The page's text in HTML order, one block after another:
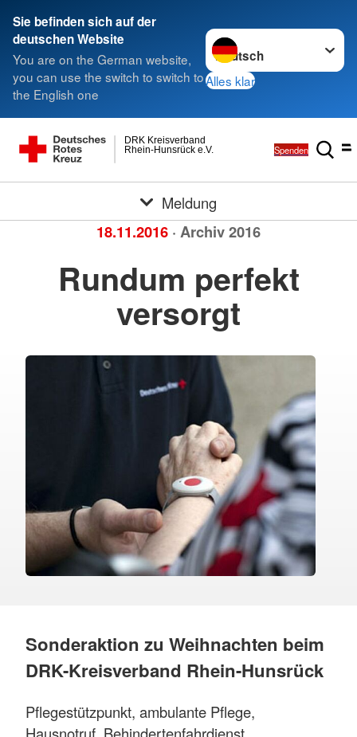
Sie befinden sich auf der
deutschen Website
You are on the German website,
you can use the switch to switch to
the English one
Sprache wechseln zu
Alles klar
Rhein-Hunsrück e.V.
DRK Kreisverband
Spenden
Meldung
18.11.2016 · Archiv 2016
Rundum perfekt
versorgt
Sonderaktion zu Weihnachten beim
DRK-Kreisverband Rhein-Hunsrück
Pflegestützpunkt, ambulante Pflege,